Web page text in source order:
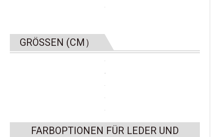
GRÖSSEN (CM）
FARBOPTIONEN FÜR LEDER UND